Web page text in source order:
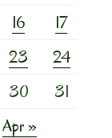
16
17
23
24
30
31
Apr »